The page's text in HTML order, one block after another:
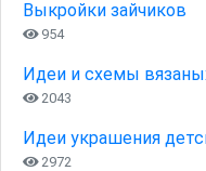
Выкройки зайчиков
954
Идеи и схемы
2043
Идеи украшения
2972